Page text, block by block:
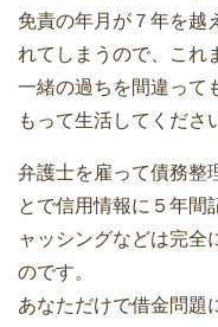
免責の年月が７年を越
れてしまうので、これ
一緒の過ちを間違って
もって生活してくださ
弁護士を雇って債務整
とで信用情報に５年間
ャッシングなどは完全
のです。
あなただけで借金問題